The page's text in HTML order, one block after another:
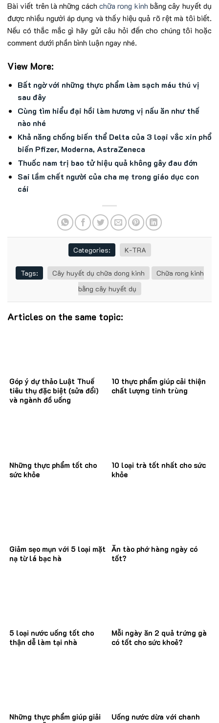
Bài viết trên là những cách chữa rong kinh bằng cây huyết dụ
được nhiều người áp dụng và thấy hiệu quả rõ rệt mà tôi biết.
Nếu có thắc mắc gì hãy gửi câu hỏi đến cho chúng tôi hoặc
comment dưới phần bình luận ngay nhé.
View More:
Bất ngờ với những thực phẩm làm sạch máu thú vị
sau đây
Cùng tìm hiểu đại hồi làm hương vị nấu ăn như thế
nào nhé
Khả năng chống biến thể Delta của 3 loại vắc xin phổ
biến Pfizer, Moderna, AstraZeneca
Thuốc nam trị bao tử hiệu quả không gây đau đớn
Sai lầm chết người của cha mẹ trong giáo dục con
cái
Categories: K-TRA
Tags: Cây huyết dụ chữa dong kinh
Chữa rong kinh
bằng cây huyết dụ
Articles on the same topic:
Góp ý dự thảo Luật Thuế
tiêu thụ đặc biệt (sửa đổi)
và ngành đồ uống
10 thực phẩm giúp cải thiện
chất lượng tinh trùng
Những thực phẩm tốt cho
sức khỏe
10 loại trà tốt nhất cho sức
khỏe
Giảm sẹo mụn với 5 loại mặt
nạ từ lá bạc hà
Ăn tào phớ hàng ngày có
tốt?
5 loại nước uống tốt cho
thận dễ làm tại nhà
Mỗi ngày ăn 2 quả trứng gà
có tốt cho sức khoẻ?
Những thực phẩm giúp giải
Uống nước dừa với chanh